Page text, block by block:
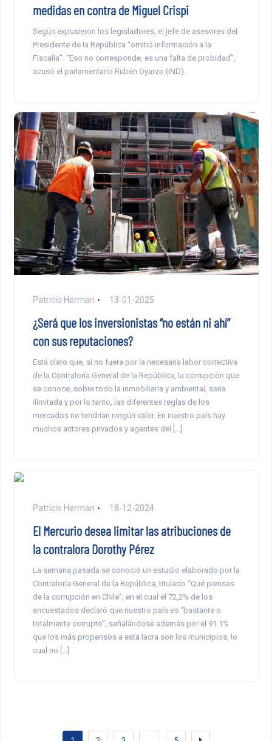
medidas en contra de Miguel Crispi
Según expusieron los legisladores, el jefe de asesores del
Presidente de la República “omitió información a la
Fiscalía”. “Eso no corresponde, es una falta de probidad”,
acusó el parlamentario Rubén Oyarzo (IND).
Patricio Herman 13-01-2025
¿Será que los inversionistas “no están ni ahí”
con sus reputaciones?
Está claro que, si no fuera por la necesaria labor correctiva
de la Contraloría General de la República, la corrupción que
se conoce, sobre todo la inmobiliaria y ambiental, sería
ilimitada y por lo tanto, las diferentes reglas de los
mercados no tendrían ningún valor. En nuestro país hay
muchos actores privados y agentes del […]
Patricio Herman 18-12-2024
El Mercurio desea limitar las atribuciones de
la contralora Dorothy Pérez
La semana pasada se conoció un estudio elaborado por la
Contraloría General de la República, titulado “Qué piensas
de la corrupción en Chile”, en el cual el 72,2% de los
encuestados declaró que nuestro país es “bastante o
totalmente corrupto”, señalándose además por el 91.1%
que los más propensos a esta lacra son los municipios, lo
cual no […]